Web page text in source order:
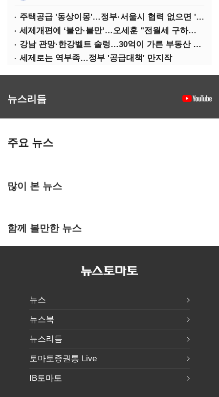
주택공급 '동상이몽'…정부·서울시 협력 없으면 '공수표'
세제개편에 ‘불안·불만’…오세훈 "전월세 구하기 더 힘들어질 것"
강남 관망·한강벨트 술렁…30억이 가른 부동산 민심
세제로는 역부족…정부 '공급대책' 만지작
뉴스리듬
주요 뉴스
많이 본 뉴스
함께 볼만한 뉴스
뉴스
뉴스북
뉴스리듬
토마토증권통 Live
IB토마토